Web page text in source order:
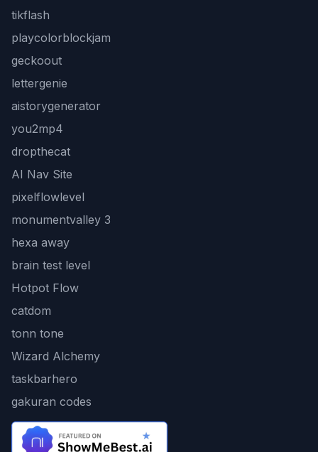
tikflash
playcolorblockjam
geckoout
lettergenie
aistorygenerator
you2mp4
dropthecat
AI Nav Site
pixelflowlevel
monumentvalley 3
hexa away
brain test level
Hotpot Flow
catdom
tonn tone
Wizard Alchemy
taskbarhero
gakuran codes